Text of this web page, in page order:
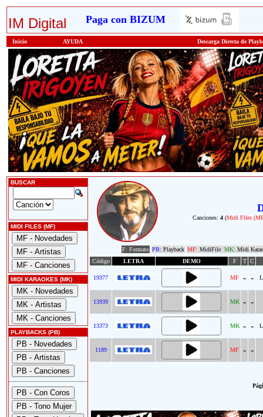
IM Digital Paga con BIZUM
Inicio AYUDA Descarga Directa de
BUSCAR
MIDI FILES (MF)
MIDI KARAOKES (MK)
PLAYBACKS (PB)
Canciones: 4 (Midi Files
F: Formato PB: Playback MF: MidiFile MK: Midi
Código
LETRA DEMO F T C
19377 MF - -
13939 MK - -
13373 MK - -
1189 MF - -